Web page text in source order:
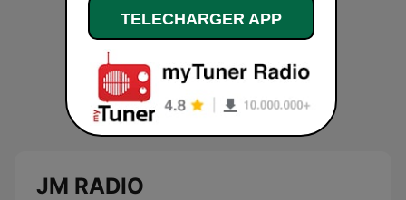
JM RADIO
TELECHARGER APP